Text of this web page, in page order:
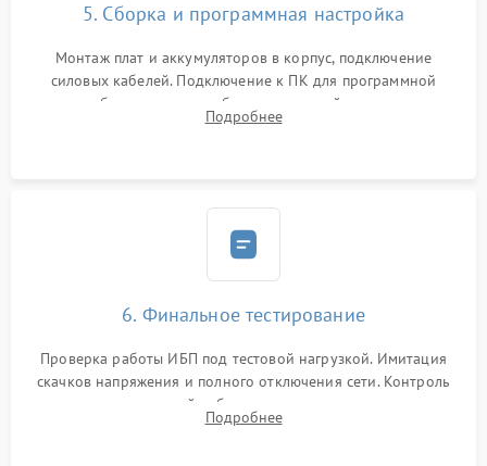
5. Сборка и программная настройка
Монтаж плат и аккумуляторов в корпус, подключение
силовых кабелей. Подключение к ПК для программной
калибровки констант батареи, настройки порогов
срабатывания AVR и сброса счетчиков старения АКБ.
Подробнее
6. Финальное тестирование
Проверка работы ИБП под тестовой нагрузкой. Имитация
скачков напряжения и полного отключения сети. Контроль
времени автономной работы, температурного режима и
корректности формы выходного сигнала.
Подробнее